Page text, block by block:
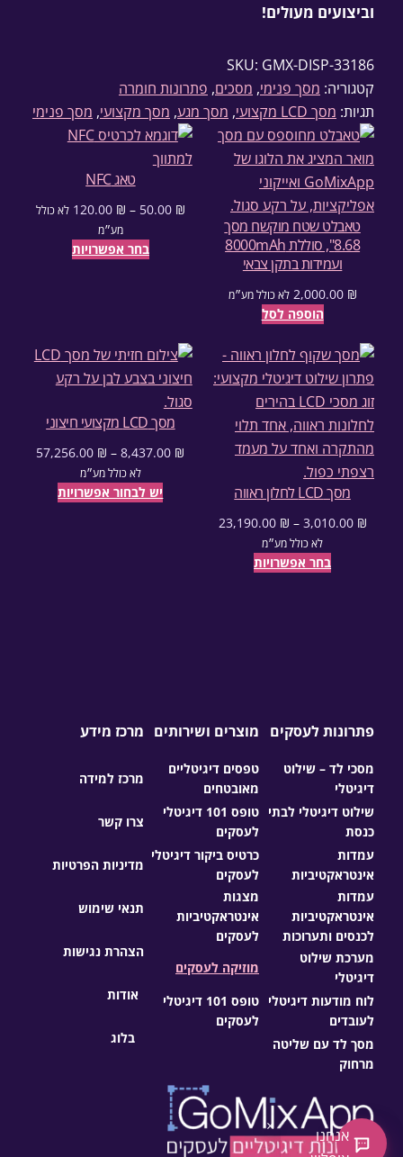
וביצועים מעולים!
SKU: GMX-DISP-33186
קטגוריה: מסך פנימי, מסכים, פתרונות חומרה
תגיות: מסך LCD מקצועי , מסך מגע, מסך מקצועי, מסך פנימי
טאבלט שטח מוקשח מסך
8.68", סוללת 8000mAh
ועמידות בתקן צבאי
2,000.00 ₪ לא כולל מע״מ
הוספה לסל
טאג NFC
50.00 ₪
–
120.00 ₪
טווח מחירים: ⁦50.00 ₪⁩ עד ⁦120.00 ₪⁩
לא כולל
מע״מ
בחר אפשרויות
מסך LCD לחלון ראווה
3,010.00 ₪
–
23,190.00 ₪
טווח מחירים: ⁦3,010.00 ₪⁩ עד ⁦23,190.00 ₪⁩לא כולל מע״מ
בחר אפשרויות
מסך LCD מקצועי חיצוני
8,437.00 ₪
–
57,256.00 ₪
טווח מחירים: ⁦8,437.00 ₪⁩ עד ⁦57,256.00 ₪⁩לא כולל מע״מ
יש לבחור אפשרויות
פתרונות לעסקים
מסכי לד – שילוט
דיגיטלי
שילוט דיגיטלי לבתי
כנסת
עמדות
אינטראקטיביות
עמדות
אינטראקטיביות
לכנסים ותערוכות
מערכת שילוט
דיגיטלי
לוח מודעות דיגיטלי
לעובדים
מסך לד עם שליטה
מרחוק
מוצרים ושירותים
טפסים דיגיטליים
מאובטחים
טופס 101 דיגיטלי
לעסקים
כרטיס ביקור דיגיטלי
לעסקים
מצגות
אינטראקטיביות
לעסקים
מוזיקה לעסקים
טופס 101 דיגיטלי
לעסקים
מרכז מידע
מרכז למידה
צרו קשר
מדיניות הפרטיות
תנאי שימוש
הצהרת נגישות
אודות
בלוג
צ'אט חדש
אנחנו
×